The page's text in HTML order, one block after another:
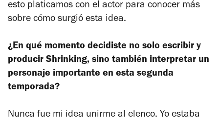
esto platicamos con el actor para conocer más
sobre cómo surgió esta idea.
¿En qué momento decidiste no solo escribir y
producir Shrinking, sino también interpretar un
personaje importante en esta segunda
temporada?
Nunca fue mi idea unirme al elenco. Yo estaba